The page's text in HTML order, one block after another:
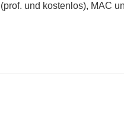
und kostenlos), MAC